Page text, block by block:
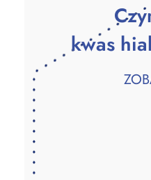
kwas